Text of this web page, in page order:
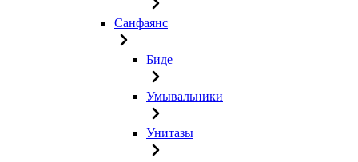
Санфаянс
Биде
Умывальники
Унитазы